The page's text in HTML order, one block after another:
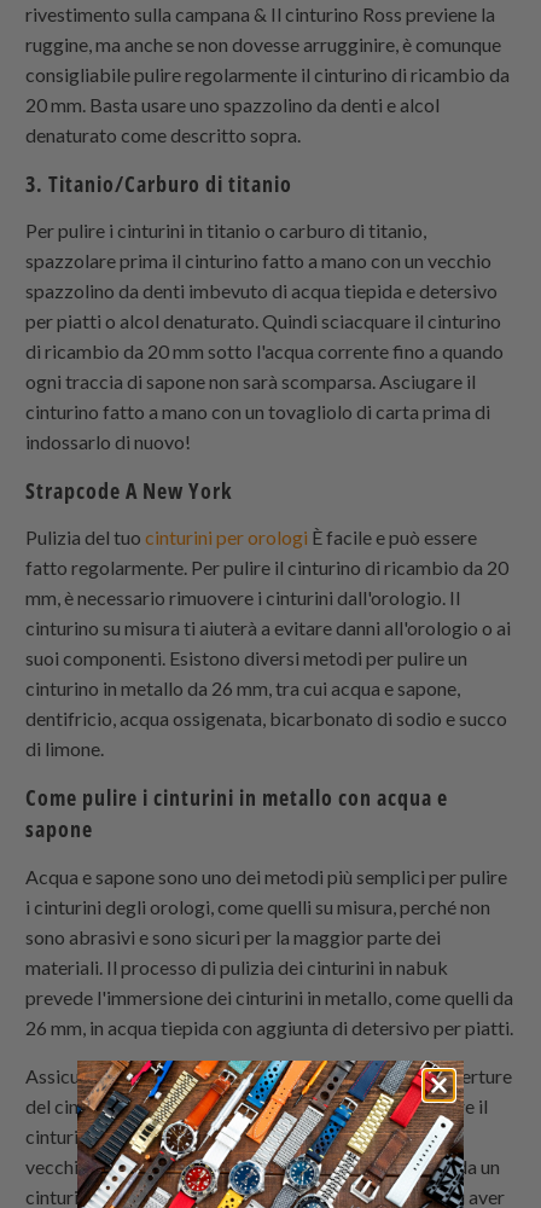
rivestimento sulla campana & Il cinturino Ross previene la
ruggine, ma anche se non dovesse arrugginire, è comunque
consigliabile pulire regolarmente il cinturino di ricambio da
20 mm. Basta usare uno spazzolino da denti e alcol
denaturato come descritto sopra.
3. Titanio/Carburo di titanio
Per pulire i cinturini in titanio o carburo di titanio,
spazzolare prima il cinturino fatto a mano con un vecchio
spazzolino da denti imbevuto di acqua tiepida e detersivo
per piatti o alcol denaturato. Quindi sciacquare il cinturino
di ricambio da 20 mm sotto l'acqua corrente fino a quando
ogni traccia di sapone non sarà scomparsa. Asciugare il
cinturino fatto a mano con un tovagliolo di carta prima di
indossarlo di nuovo!
Strapcode A New York
Pulizia del tuocinturini per orologi È facile e può essere
fatto regolarmente. Per pulire il cinturino di ricambio da 20
mm, è necessario rimuovere i cinturini dall'orologio. Il
cinturino su misura ti aiuterà a evitare danni all'orologio o ai
suoi componenti. Esistono diversi metodi per pulire un
cinturino in metallo da 26 mm, tra cui acqua e sapone,
dentifricio, acqua ossigenata, bicarbonato di sodio e succo
di limone.
Come pulire i cinturini in metallo con acqua e
sapone
Acqua e sapone sono uno dei metodi più semplici per pulire
i cinturini degli orologi, come quelli su misura, perché non
sono abrasivi e sono sicuri per la maggior parte dei
materiali. Il processo di pulizia dei cinturini in nabuk
prevede l'immersione dei cinturini in metallo, come quelli da
26 mm, in acqua tiepida con aggiunta di detersivo per piatti.
Assicuratevi che l'acqua non penetri nei fori o nelle aperture
del cinturino in metallo, poiché ciò potrebbe corrodere il
cinturino da 26 mm nel tempo. Potete anche usare un
vecchio spazzolino da denti per rimuovere lo sporco da un
cinturino marrone sporco o macchiato.Assicuratevi di aver